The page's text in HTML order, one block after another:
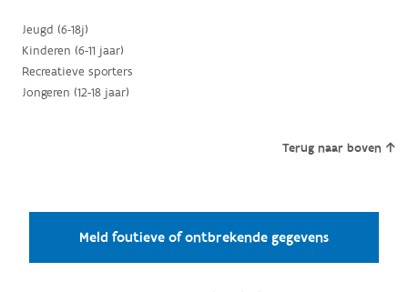
Jeugd (6-18j)
Kinderen (6-11 jaar)
Recreatieve sporters
Jongeren (12-18 jaar)
Terug naar boven
Meld foutieve of ontbrekende gegevens